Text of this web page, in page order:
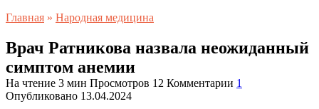
Главная » Народная медицина
Врач Ратникова назвала неожиданный
симптом анемии
На чтение 3 мин Просмотров 12 Комментарии 1
Опубликовано 13.04.2024